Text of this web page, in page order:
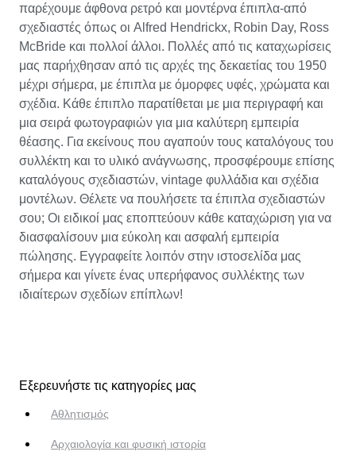
παρέχουμε άφθονα ρετρό και μοντέρνα έπιπλα-από
σχεδιαστές όπως οι Alfred Hendrickx, Robin Day, Ross
McBride και πολλοί άλλοι. Πολλές από τις καταχωρίσεις
μας παρήχθησαν από τις αρχές της δεκαετίας του 1950
μέχρι σήμερα, με έπιπλα με όμορφες υφές, χρώματα και
σχέδια. Κάθε έπιπλο παρατίθεται με μια περιγραφή και
μια σειρά φωτογραφιών για μια καλύτερη εμπειρία
θέασης. Για εκείνους που αγαπούν τους καταλόγους του
συλλέκτη και το υλικό ανάγνωσης, προσφέρουμε επίσης
καταλόγους σχεδιαστών, vintage φυλλάδια και σχέδια
μοντέλων. Θέλετε να πουλήσετε τα έπιπλα σχεδιαστών
σου; Οι ειδικοί μας εποπτεύουν κάθε καταχώριση για να
διασφαλίσουν μια εύκολη και ασφαλή εμπειρία
πώλησης. Εγγραφείτε λοιπόν στην ιστοσελίδα μας
σήμερα και γίνετε ένας υπερήφανος συλλέκτης των
ιδιαίτερων σχεδίων επίπλων!
Εξερευνήστε τις κατηγορίες μας
Αθλητισμός
Αρχαιολογία και φυσική ιστορία